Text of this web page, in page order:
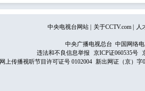
中央电视台网站 关于CCTV.com 人
中央广播电视总台 中国网络
违法和不良信息举报
京ICP证060535号
网上传播视听节目许可证号 0102004 新出网证（京）